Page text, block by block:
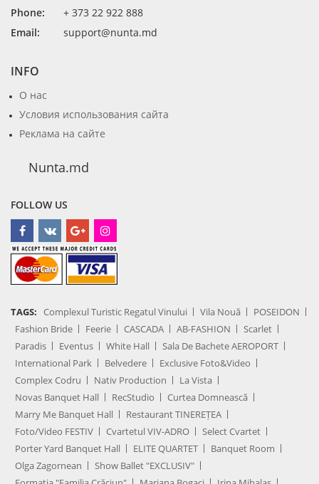
Phone:
+ 373 22 922 888
Email:
support@nunta.md
INFO
О нас
Условия использования сайта
Реклама на сайте
Nunta.md
FOLLOW US
TAGS: Complexul Turistic Regatul Vinului Vila Nouă
POSEIDON
Fashion Bride
Feerie CASCADA AB-FASHION
Scarlet
Paradis
Eventus White Hall
Sala De Bachete AEROPORT
International Park
Belvedere
Exclusive Foto&Video
Complex Codru
Nativ Production
La Vista
Novas Banquet Hall
RecStudio
Curtea Domnească
Marry Me Banquet Hall
Restaurant TINEREȚEA
Foto/Video FESTIV
Cvartetul VIV-ADRO
Select Cvartet
Porter Yard Banquet Hall
ELITE QUARTET
Banquet Room
Olga Zagornean
Show Ballet "EXCLUSIV"